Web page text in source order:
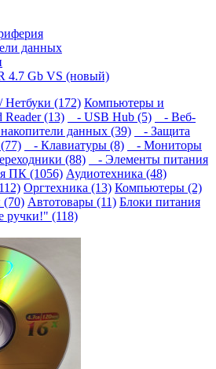
данных
4.7 Gb VS (новый)
Нетбуки (172) Компьютеры и
Reader (13) - USB Hub (5)
- Веб-
данных (39)
- Защита
- Клавиатуры (8)
- Мониторы
(88)
- Элементы питания
ПК (1056) Аудиотехника (48)
Оргтехника (13) Компьютеры (2)
Автотовары (11) Блоки питания
ручки!" (118)